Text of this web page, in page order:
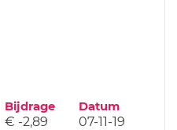
Bijdrage Datum
€ -2,89
07-11-19